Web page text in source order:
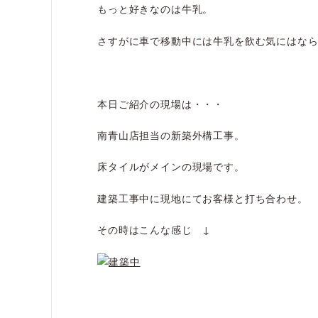
もっと好きなのは牛乳。
さすがに車で移動中には牛乳を飲む気にはな
本日ご紹介の現場は・・・
南青山店担当の新築外構工事。
床タイルがメインの現場です。
建築工事中に現地にてお客様と打ち合わせ。
その時はこんな感じ ↓